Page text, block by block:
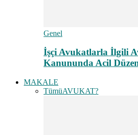
Genel
İşçi Avukatlarla İlgili
Kanununda Acil
MAKALE
TümüAVUKAT?